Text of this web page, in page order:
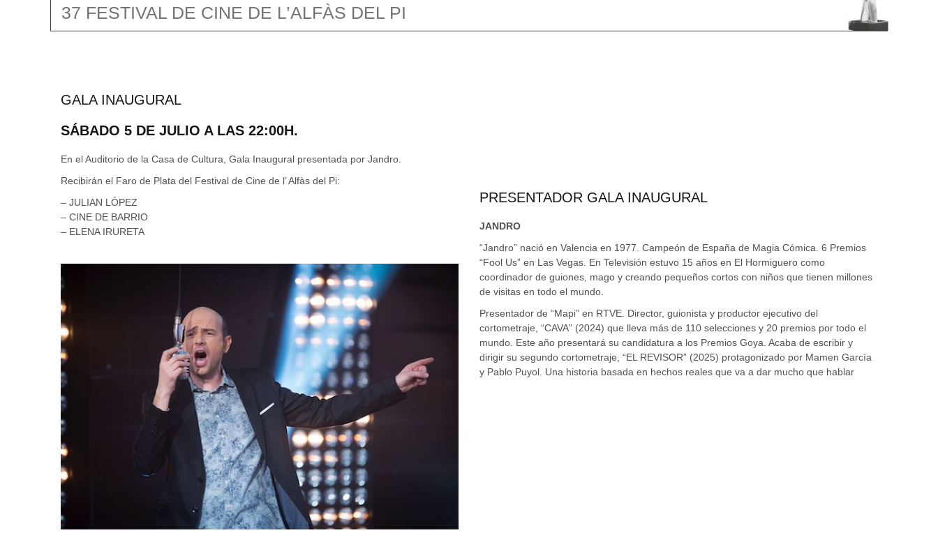
37 FESTIVAL DE CINE DE L’ALFÀS DEL PI
GALA INAUGURAL
SÁBADO 5 DE JULIO A LAS 22:00H.
En el Auditorio de la Casa de Cultura, Gala Inaugural presentada por Jandro.
Recibirán el Faro de Plata del Festival de Cine de l’ Alfàs del Pi:
– JULIAN LÓPEZ
– CINE DE BARRIO
– ELENA IRURETA
PRESENTADOR GALA INAUGURAL
JANDRO
“Jandro” nació en Valencia en 1977. Campeón de España de Magia Cómica. 6 Premios
“Fool Us” en Las Vegas. En Televisión estuvo 15 años en El Hormiguero como
coordinador de guiones, mago y creando pequeños cortos con niños que tienen millones
de visitas en todo el mundo.
Presentador de “Mapi” en RTVE. Director, guionista y productor ejecutivo del
cortometraje, “CAVA” (2024) que lleva más de 110 selecciones y 20 premios por todo el
mundo. Este año presentará su candidatura a los Premios Goya. Acaba de escribir y
dirigir su segundo cortometraje, “EL REVISOR” (2025) protagonizado por Mamen García
y Pablo Puyol. Una historia basada en hechos reales que va a dar mucho que hablar